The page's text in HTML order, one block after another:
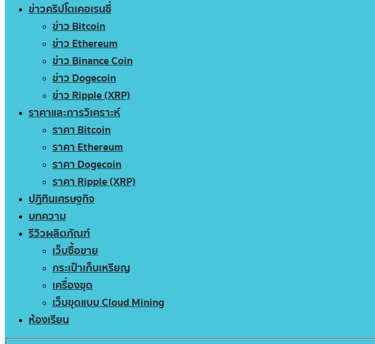
ข่าวคริปโตเคอเรนซี่
ข่าว Bitcoin
ข่าว Ethereum
ข่าว Binance Coin
ข่าว Dogecoin
ข่าว Ripple (XRP)
ราคาและการวิเคราะห์
ราคา Bitcoin
ราคา Ethereum
ราคา Dogecoin
ราคา Ripple (XRP)
ปฏิทินเศรษฐกิจ
บทความ
รีวิวผลิตภัณฑ์
เว็บซื้อขาย
กระเป๋าเก็บเหรียญ
เครื่องขุด
เว็บขุดแบบ Cloud Mining
ห้องเรียน